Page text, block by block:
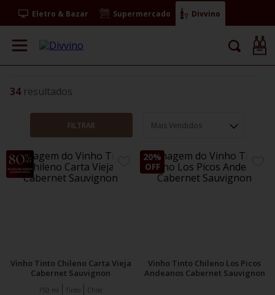
Eletro & Bazar Supermercado Divvino
34
FILTRAR Mais Vendidos
14%
OFF
ADICIONE
FAVORITOS
Vinho Tinto Chileno Carta Vieja
Cabernet Sauvignon
Tinto Chile
750 ml
20%
OFF
Vinho Tinto Chileno Los Picos
Andeanos Cabernet Sauvignon